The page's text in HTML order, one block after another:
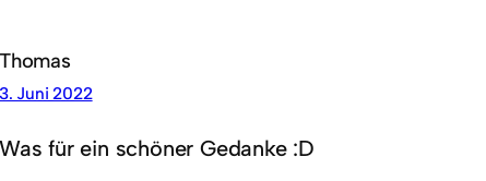
Thomas
3. Juni 2022
Was für ein schöner Gedanke :D